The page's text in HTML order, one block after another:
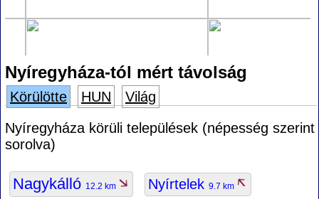
Nyíregyháza-tól mért távolság
Körülötte HUN
Világ
Nyíregyháza körüli települések (népesség szerint
sorolva)
Nagykálló 12.2 km Nyírtelek 9.7 km